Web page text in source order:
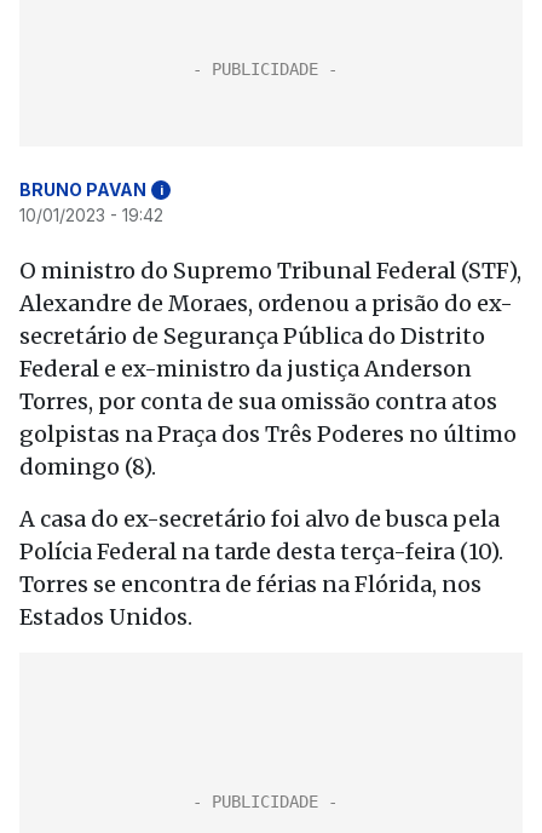
BRUNO PAVAN i
10/01/2023 - 19:42
O ministro do Supremo Tribunal Federal (STF),
Alexandre de Moraes, ordenou a prisão do ex-
secretário de Segurança Pública do Distrito
Federal e ex-ministro da justiça Anderson
Torres, por conta de sua omissão contra atos
golpistas na Praça dos Três Poderes no último
domingo (8).
A casa do ex-secretário foi alvo de busca pela
Polícia Federal na tarde desta terça-feira (10).
Torres se encontra de férias na Flórida, nos
Estados Unidos.